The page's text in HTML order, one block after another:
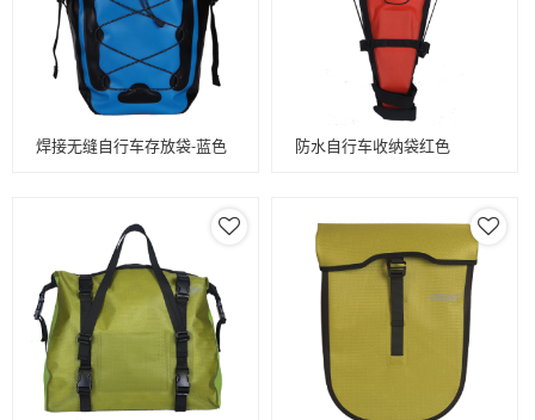
焊接无缝自行车存放袋-蓝色 防水自行车收纳袋红色